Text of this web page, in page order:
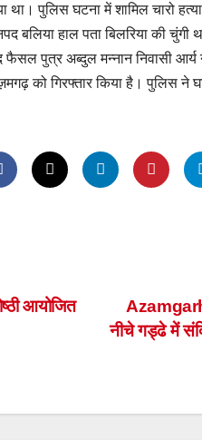
पुलिस घटना में शामिल चारो
बलिया हाल पता बिलरिया की
फैसल पुत्र अब्दुल मन्नान निवासी
को गिरफ्तार किया है। पुलिस ने
Azamgarh
नीचे गड्ढे में
आयोजित